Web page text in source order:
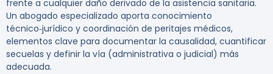
frente a cualquier daño derivado de la asistencia sanitaria.
Un abogado especializado aporta conocimiento
técnico‑jurídico y coordinación de peritajes médicos,
elementos clave para documentar la causalidad, cuantificar
secuelas y definir la vía (administrativa o judicial) más
adecuada.